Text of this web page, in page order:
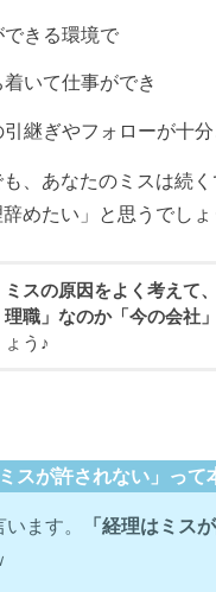
きる環境で
いて仕事ができ
引継ぎやフォローが十
、あなたのミスは続
めたい」と思うでしょ
ミスの原因をよく考えて
理職」なのか「今の会社
ょう♪
ミスが許されない」って
ます。
「経理はミス